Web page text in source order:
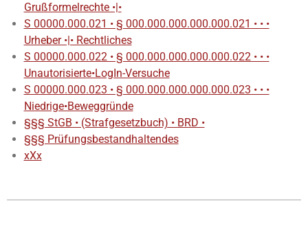
Grußformelrechte •|•
S 00000.000.021 • § 000.000.000.000.000.021 • • •
Urheber •|• Rechtliches
S 00000.000.022 • § 000.000.000.000.000.022 • • •
Unautorisierte•LogIn-Versuche
S 00000.000.023 • § 000.000.000.000.000.023 • • •
Niedrige•Beweggründe
§§§ StGB • (Strafgesetzbuch) • BRD •
§§§ Prüfungsbestandhaltendes
xXx